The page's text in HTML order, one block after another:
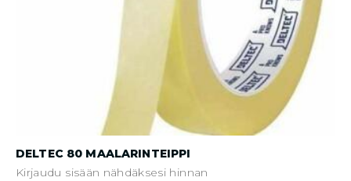
DELTEC 80 MAALARINTEIPPI
Kirjaudu sisään nähdäksesi hinnan